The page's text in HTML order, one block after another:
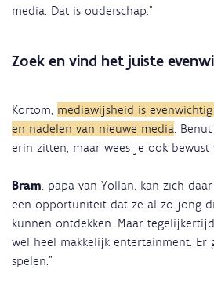
media. Dat is ouderschap.”
Zoek en vind het juiste
Kortom, mediawijsheid is
en nadelen van nieuwe media .
erin zitten, maar wees je ook bewust
Bram , papa van Yollan, kan zich
een opportuniteit dat ze al zo jong
kunnen ontdekken. Maar
wel heel makkelijk entertainment. Er
spelen.”